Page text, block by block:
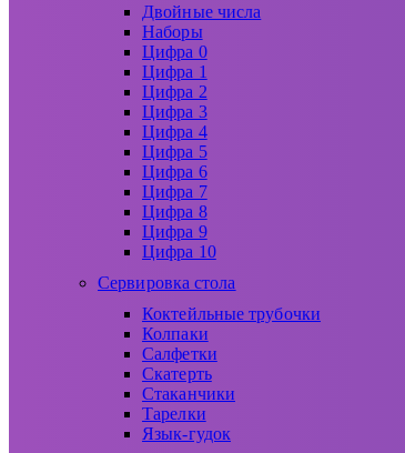
Двойные числа
Наборы
Цифра 0
Цифра 1
Цифра 2
Цифра 3
Цифра 4
Цифра 5
Цифра 6
Цифра 7
Цифра 8
Цифра 9
Цифра 10
Сервировка стола
Коктейльные трубочки
Колпаки
Салфетки
Скатерть
Стаканчики
Тарелки
Язык-гудок